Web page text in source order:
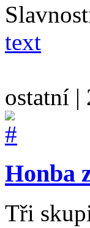
text
ostatní |
Honba
Tři